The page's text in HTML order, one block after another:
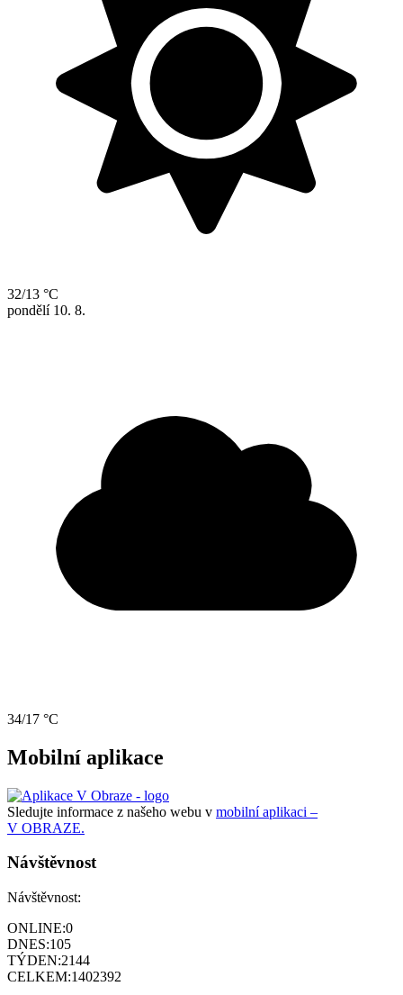
32/13 °C
pondělí 10. 8.
34/17 °C
Mobilní aplikace
Sledujte informace z našeho webu v mobilní aplikaci –
V OBRAZE.
Návštěvnost
Návštěvnost:
ONLINE:0
DNES:105
TÝDEN:2144
CELKEM:1402392